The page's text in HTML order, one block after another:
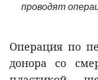
проводят
Операция по
донора со